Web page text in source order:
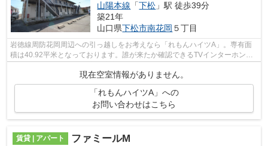
山陽本線 「下松 」駅 徒歩39分
築21年
山口県下松市南花岡 ５丁目
岩徳線周防花岡周辺への引っ越しをお考えなら「れもんハイツA」。専有面
積は40.92平米となっております。誰が来たか確認できるTVインターホン付
きの物件なので、女性の方も安心です。...
現在空室情報がありません。
「れもんハイツA」への
お問い合わせはこちら
賃貸 | アパート ファミールM